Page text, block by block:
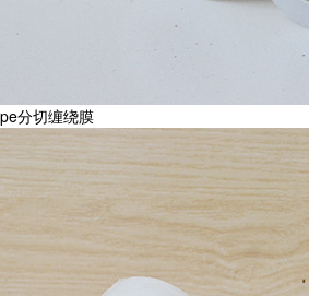
pe分切缠绕膜